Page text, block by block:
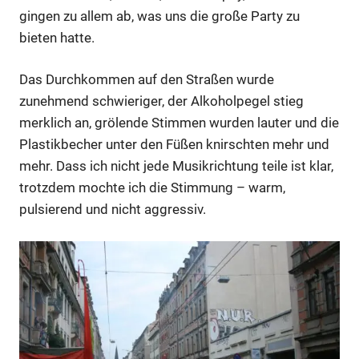
Anzeige
Anzeige
gingen zu allem ab, was uns die große Party zu
bieten hatte.
Das Durchkommen auf den Straßen wurde
zunehmend schwieriger, der Alkoholpegel stieg
merklich an, grölende Stimmen wurden lauter und die
Plastikbecher unter den Füßen knirschten mehr und
mehr. Dass ich nicht jede Musikrichtung teile ist klar,
trotzdem mochte ich die Stimmung – warm,
pulsierend und nicht aggressiv.